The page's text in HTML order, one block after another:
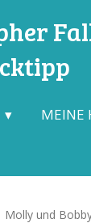
MEINE
Molly und